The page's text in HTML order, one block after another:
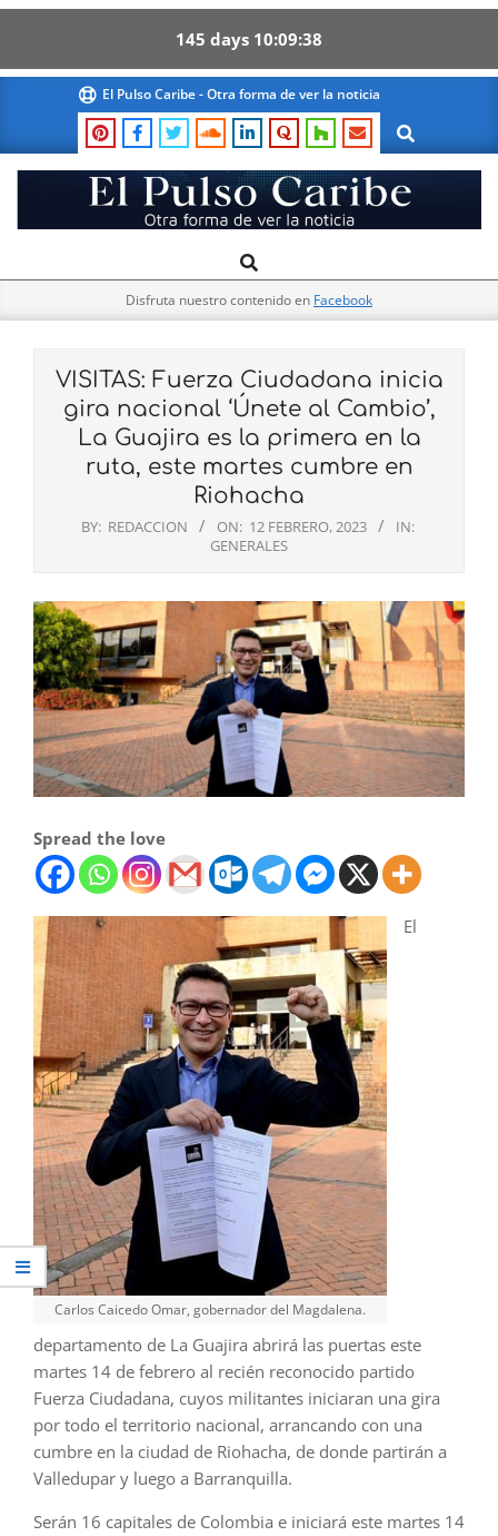
145 days 10 09 38
content
El Pulso Caribe - Otra forma de ver la noticia
Search
El
Pulso
Navigation
Search
Disfruta nuestro contenido en Facebook
VISITAS: Fuerza Ciudadana inicia
gira nacional ‘Únete al Cambio’,
La Guajira es la primera en la
ruta, este martes cumbre en
Riohacha
BY: REDACCION ON: 12 FEBRERO, 2023
IN:
GENERALES
Spread the love
Carlos Caicedo Omar, gobernador del Magdalena.
El
departamento de La Guajira abrirá las puertas este
martes 14 de febrero al recién reconocido partido
Fuerza Ciudadana, cuyos militantes iniciaran una gira
por todo el territorio nacional, arrancando con una
cumbre en la ciudad de Riohacha, de donde partirán a
Valledupar y luego a Barranquilla.
Serán 16 capitales de Colombia e iniciará este martes 14